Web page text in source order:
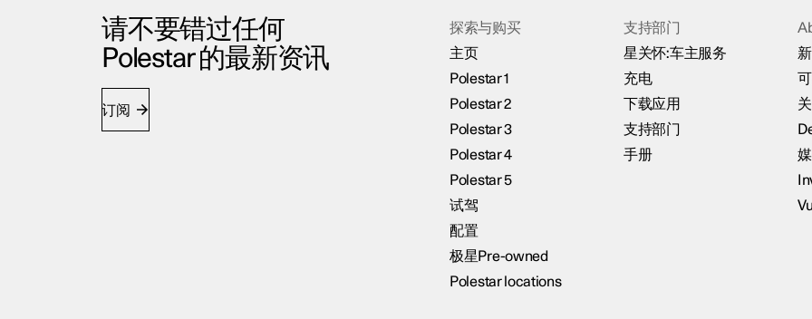
请不要错过任何
Polestar 的最新资讯
订阅
探索与购买
主页
Polestar 1
Polestar 2
Polestar 3
Polestar 4
Polestar 5
试驾
配置
极星Pre-owned
Polestar locations
支持部门
星关怀:车主服务
充电
下载应用
支持部门
手册